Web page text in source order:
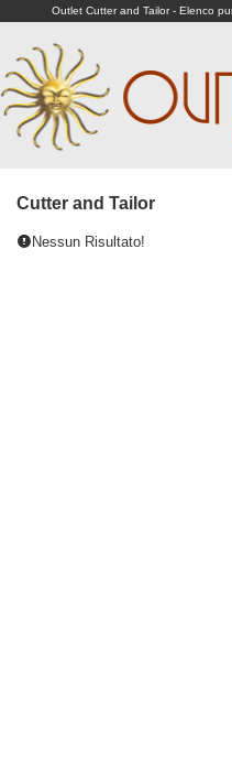
Outlet Cutter and Tailor - Elenco
Cutter and Tailor
Nessun Risultato!